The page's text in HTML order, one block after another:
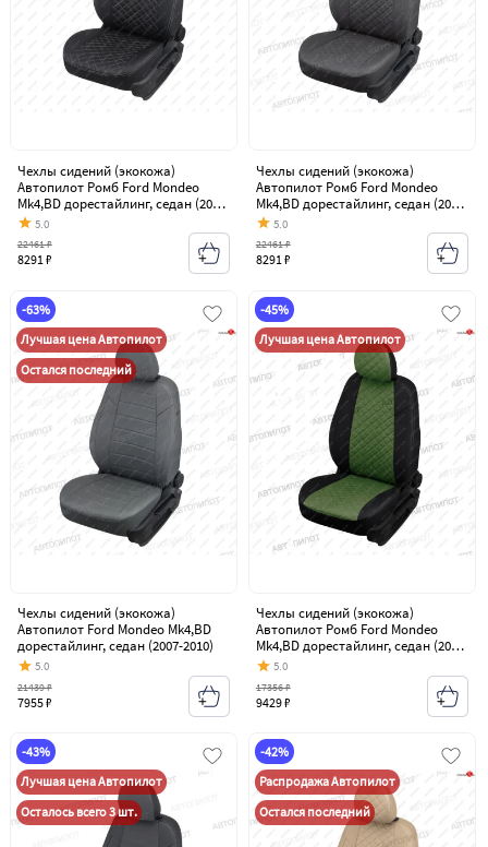
Чехлы сидений (экокожа)
Автопилот Ромб Ford Mondeo
Mk4,BD дорестайлинг, седан (2007-
2010)
5.0
8291 ₽
22461 ₽
Чехлы сидений (экокожа)
Автопилот Ромб Ford Mondeo
Mk4,BD дорестайлинг, седан (2007-
2010)
5.0
8291 ₽
22461 ₽
-63%
Лучшая цена Автопилот
Остался последний
Чехлы сидений (экокожа)
Автопилот Ford Mondeo Mk4,BD
дорестайлинг, седан (2007-2010)
5.0
7955 ₽
21439 ₽
-45%
Лучшая цена Автопилот
Чехлы сидений (экокожа)
Автопилот Ромб Ford Mondeo
Mk4,BD дорестайлинг, седан (2007-
2010)
5.0
9429 ₽
17356 ₽
-43%
Лучшая цена Автопилот
Осталось всего 3 шт.
-42%
Распродажа Автопилот
Остался последний